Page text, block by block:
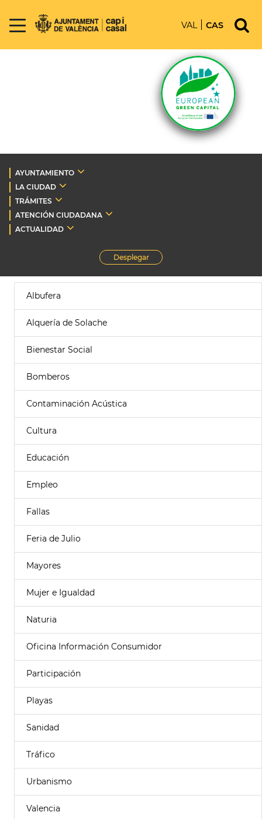
VAL CAS
AYUNTAMIENTO
LA CIUDAD
TRÁMITES
ATENCIÓN CIUDADANA
ACTUALIDAD
Desplegar
Albufera
Alquería de Solache
Bienestar Social
Bomberos
Contaminación Acústica
Cultura
Educación
Empleo
Fallas
Feria de Julio
Mayores
Mujer e Igualdad
Naturia
Oficina Información Consumidor
Participación
Playas
Sanidad
Tráfico
Urbanismo
Valencia